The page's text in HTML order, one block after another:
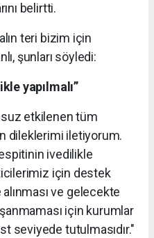
belirtti.
teri bizim için
şunları söyledi:
yapılmalı”
etkilenen tüm
dileklerimi iletiyorum.
ivedilikle
için destek
ve gelecekte
için kurumlar
seviyede tutulmasıdır."